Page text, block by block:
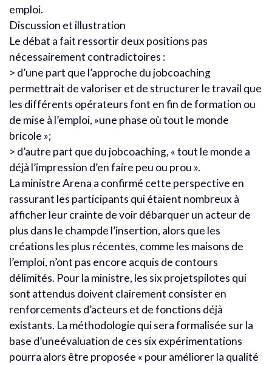
emploi.
Discussion et illustration
Le débat a fait ressortir deux positions pas
nécessairement contradictoires :
> d’une part que l’approche du jobcoaching
permettrait de valoriser et de structurer le travail que
les différents opérateurs font en fin de formation ou
de mise à l’emploi, »une phase où tout le monde
bricole »;
> d’autre part que du jobcoaching, « tout le monde a
déjà l’impression d’en faire peu ou prou ».
La ministre Arena a confirmé cette perspective en
rassurant les participants qui étaient nombreux à
afficher leur crainte de voir débarquer un acteur de
plus dans le champde l’insertion, alors que les
créations les plus récentes, comme les maisons de
l’emploi, n’ont pas encore acquis de contours
délimités. Pour la ministre, les six projetspilotes qui
sont attendus doivent clairement consister en
renforcements d’acteurs et de fonctions déjà
existants. La méthodologie qui sera formalisée sur la
base d’uneévaluation de ces six expérimentations
pourra alors être proposée « pour améliorer la qualité